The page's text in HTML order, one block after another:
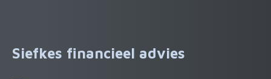
Siefkes financieel advies